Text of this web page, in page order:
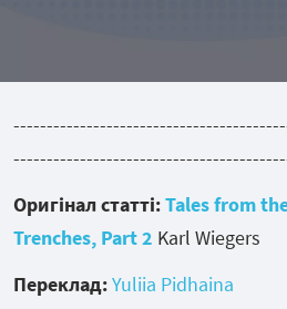
Оригінал статті:Tales from
Trenches, Part 2 Karl Wiegers
Переклад:Yuliia Pidhaina